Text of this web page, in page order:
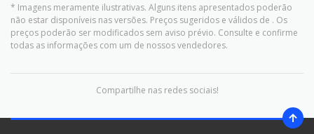
* Imagens meramente ilustrativas. Alguns itens apresentados poderão
não estar disponíveis nas versões. Preços sugeridos e válidos de . Os
preços poderão ser modificados sem aviso prévio. Consulte e confirme
todas as informações com um de nossos vendedores.
Compartilhe nas redes sociais!